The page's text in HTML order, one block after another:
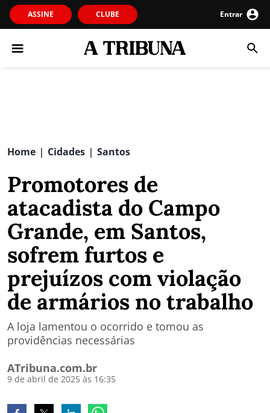
ASSINE CLUBE Entrar
Home | Cidades | Santos
Promotores de
atacadista do Campo
Grande, em Santos,
sofrem furtos e
prejuízos com violação
de armários no trabalho
A loja lamentou o ocorrido e tomou as
providências necessárias
ATribuna.com.br
9 de abril de 2025 às 16:35